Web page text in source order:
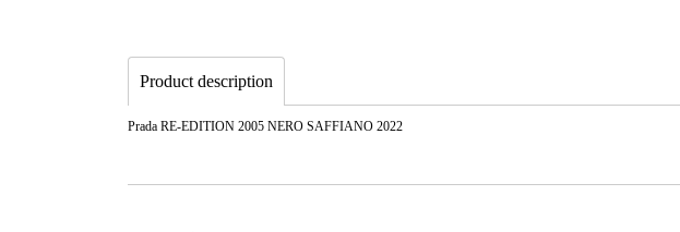
Product description
Prada RE-EDITION 2005 NERO SAFFIANO 2022